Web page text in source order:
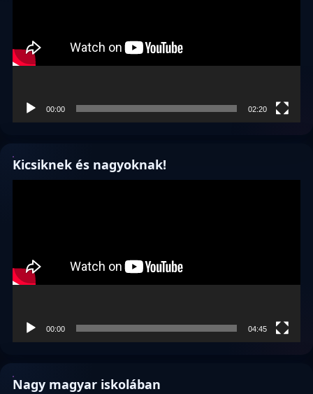
00:00 02:20
Kicsiknek és nagyoknak!
00:00 04:45
Nagy magyar iskolában